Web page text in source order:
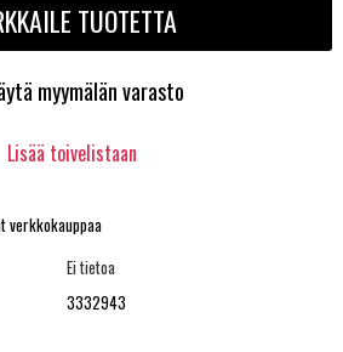
TUOTETTA
myymälän varasto
Lisää toivelistaan
verkkokauppaa
Ei tietoa
3332943